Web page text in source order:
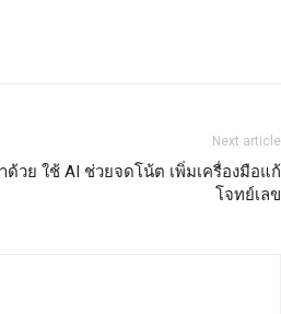
Next article
ด้วย ใช้ AI ช่วยจดโน้ต เพิ่มเครื่องมือแก้
โจทย์เลข